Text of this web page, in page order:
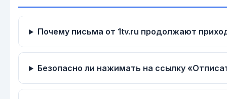
Почему письма от 1tv.ru продолжают
Безопасно ли нажимать на ссылку